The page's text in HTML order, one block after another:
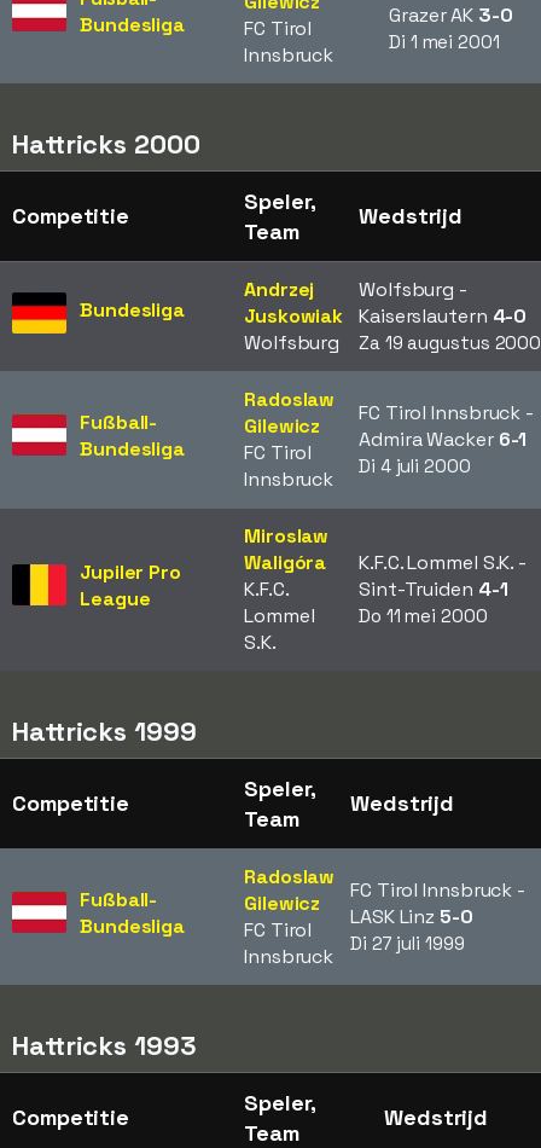
Bundesliga
FC Tirol
Innsbruck
Grazer AK 3-0
Di 1 mei 2001
Hattricks 2000
Competitie
Speler,
Team
Wedstrijd
Bundesliga
Andrzej
Juskowiak
Wolfsburg
Wolfsburg -
Kaiserslautern 4-0
Za 19 augustus 2000
Fußball-
Bundesliga
Radoslaw
Gilewicz
FC Tirol
Innsbruck
FC Tirol Innsbruck -
Admira Wacker 6-1
Di 4 juli 2000
Jupiler Pro
League
Miroslaw
Waligóra
K.F.C.
Lommel
S.K.
K.F.C. Lommel S.K. -
Sint-Truiden 4-1
Do 11 mei 2000
Hattricks 1999
Competitie
Speler,
Team
Wedstrijd
Fußball-
Bundesliga
Radoslaw
Gilewicz
FC Tirol
Innsbruck
FC Tirol Innsbruck -
LASK Linz 5-0
Di 27 juli 1999
Hattricks 1993
Competitie
Speler,
Team
Wedstrijd